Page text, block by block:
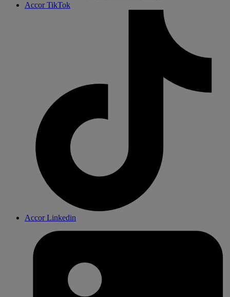
Accor TikTok
Accor Linkedin